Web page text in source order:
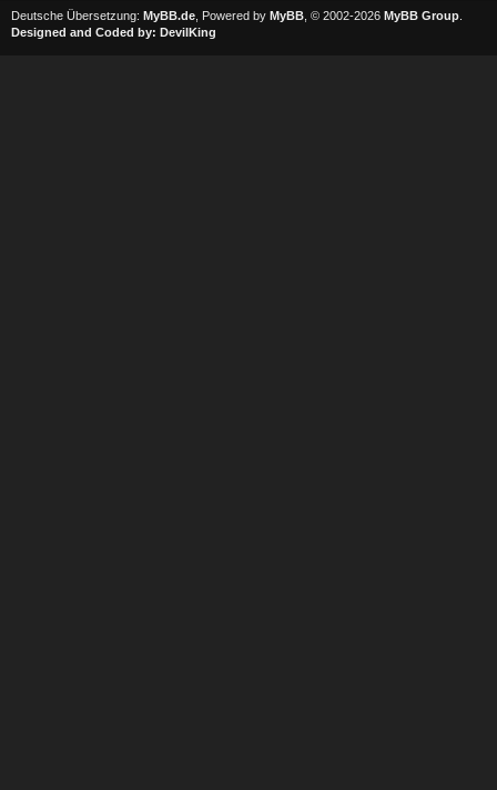
Deutsche Übersetzung: MyBB.de , Powered by MyBB , © 2002-2026 MyBB Group
Designed and Coded by: DevilKing